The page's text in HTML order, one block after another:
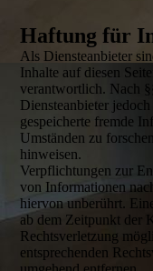
Haftung für
Als Diensteanbieter
Inhalte auf diesen
verantwortlich. Nach
Diensteanbieter
gespeicherte fremde
Umständen zu
hinweisen.
Verpflichtungen zur
von Informationen
hiervon unberührt.
ab dem Zeitpunkt der
Rechtsverletzung
entsprechenden